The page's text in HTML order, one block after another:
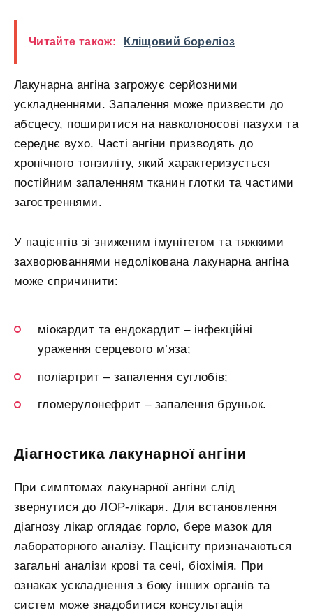
Читайте також: Кліщовий бореліоз
Лакунарна ангіна загрожує серйозними
ускладненнями. Запалення може призвести до
абсцесу, поширитися на навколоносові пазухи та
середнє вухо. Часті ангіни призводять до
хронічного тонзиліту, який характеризується
постійним запаленням тканин глотки та частими
загостреннями.
У пацієнтів зі зниженим імунітетом та тяжкими
захворюваннями недолікована лакунарна ангіна
може спричинити:
міокардит та ендокардит – інфекційні
ураження серцевого м’яза;
поліартрит – запалення суглобів;
гломерулонефрит – запалення бруньок.
Діагностика лакунарної ангіни
При симптомах лакунарної ангіни слід
звернутися до ЛОР-лікаря. Для встановлення
діагнозу лікар оглядає горло, бере мазок для
лабораторного аналізу. Пацієнту призначаються
загальні аналізи крові та сечі, біохімія. При
ознаках ускладнення з боку інших органів та
систем може знадобитися консультація